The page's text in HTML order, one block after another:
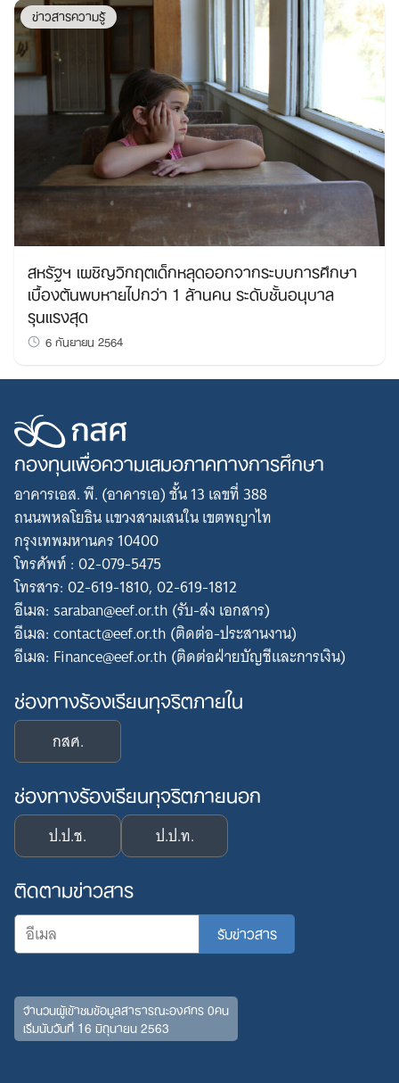
for:
ข่าวสารความรู้
สหรัฐฯ เผชิญวิกฤตเด็กหลุดออกจากระบบการศึกษา
เบื้องต้นพบหายไปกว่า 1 ล้านคน ระดับชั้นอนุบาล
รุนแรงสุด
6 กันยายน 2564
กองทุนเพื่อความเสมอภาคทางการศึกษา
อาคารเอส. พี. (อาคารเอ) ชั้น 13 เลขที่ 388
ถนนพหลโยธิน แขวงสามเสนใน เขตพญาไท
กรุงเทพมหานคร 10400
โทรศัพท์ : 02-079-5475
โทรสาร: 02-619-1810, 02-619-1812
อีเมล: saraban@eef.or.th (รับ-ส่ง เอกสาร)
อีเมล: contact@eef.or.th (ติดต่อ-ประสานงาน)
อีเมล: Finance@eef.or.th (ติดต่อฝ่ายบัญชีและการเงิน)
ช่องทางร้องเรียนทุจริตภายใน
กสศ.
ช่องทางร้องเรียนทุจริตภายนอก
ป.ป.ช. ป.ป.ท.
ติดตามข่าวสาร
จำนวนผู้เข้าชมข้อมูลสาธารณะองค์กร 0คน
เริ่มนับวันที่ 16 มิถุนายน 2563